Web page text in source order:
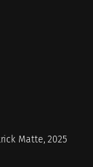
Matte, 2025